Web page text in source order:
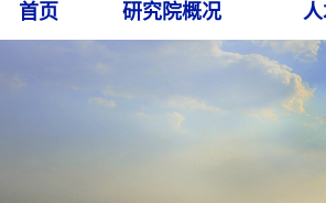
首页 研究院概况